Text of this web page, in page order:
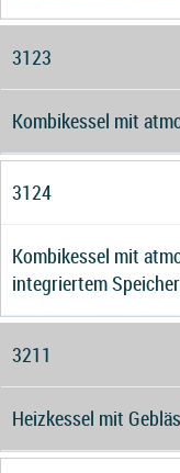
3123
Kombikessel mit
3124
Kombikessel mit
integriertem Speicher
3211
Heizkessel mit